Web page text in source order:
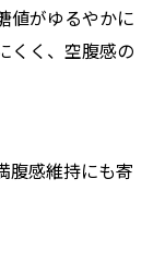
値がゆるやかに
くく、空腹感の
腹感維持にも寄